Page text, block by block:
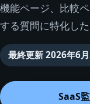
機能ページ、比較
する質問に特化し
最終更新 2026年6
SaaS